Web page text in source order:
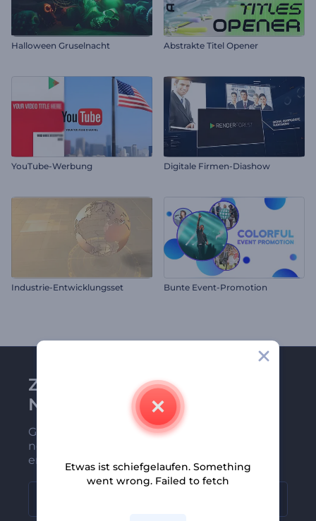
Halloween Gruselnacht Abstrakte Titel Opener
YouTube-Werbung Digitale Firmen-Diashow
Industrie-Entwicklungsset Bunte Event-Promotion
Zu Renderforest-
Newsletter anmelden
Gehören Sie zu den Ersten, die unsere
neuesten Nachrichten und Angebote
erhalten
Etwas ist schiefgelaufen. Something
went wrong. Failed to fetch